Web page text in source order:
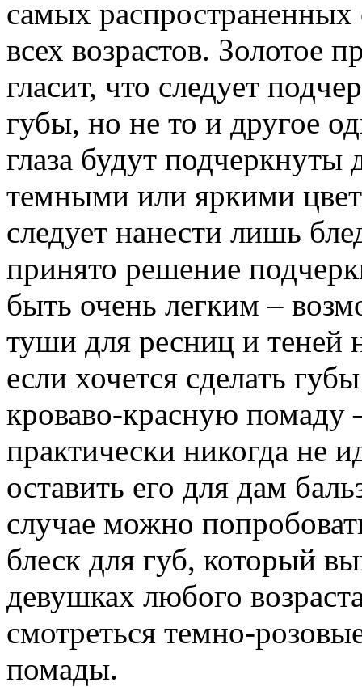
самых
всех возрастов. Золотое
гласит, что следует
губы, но не то и другое
глаза будут
темными или яркими
следует нанести лишь
принято решение
быть очень легким –
туши для ресниц и теней
если хочется сделать
кроваво-красную помаду
практически никогда не
оставить его для дам
случае можно
блеск для губ, который
девушках любого
смотреться темно-
помады.